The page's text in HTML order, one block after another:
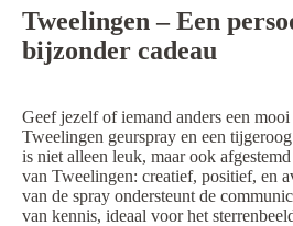
Tweelingen – Een
bijzonder cadeau
Geef jezelf of iemand anders een
Tweelingen geurspray en een
is niet alleen leuk, maar ook
van Tweelingen: creatief, positief, en
van de spray ondersteunt de
van kennis, ideaal voor het